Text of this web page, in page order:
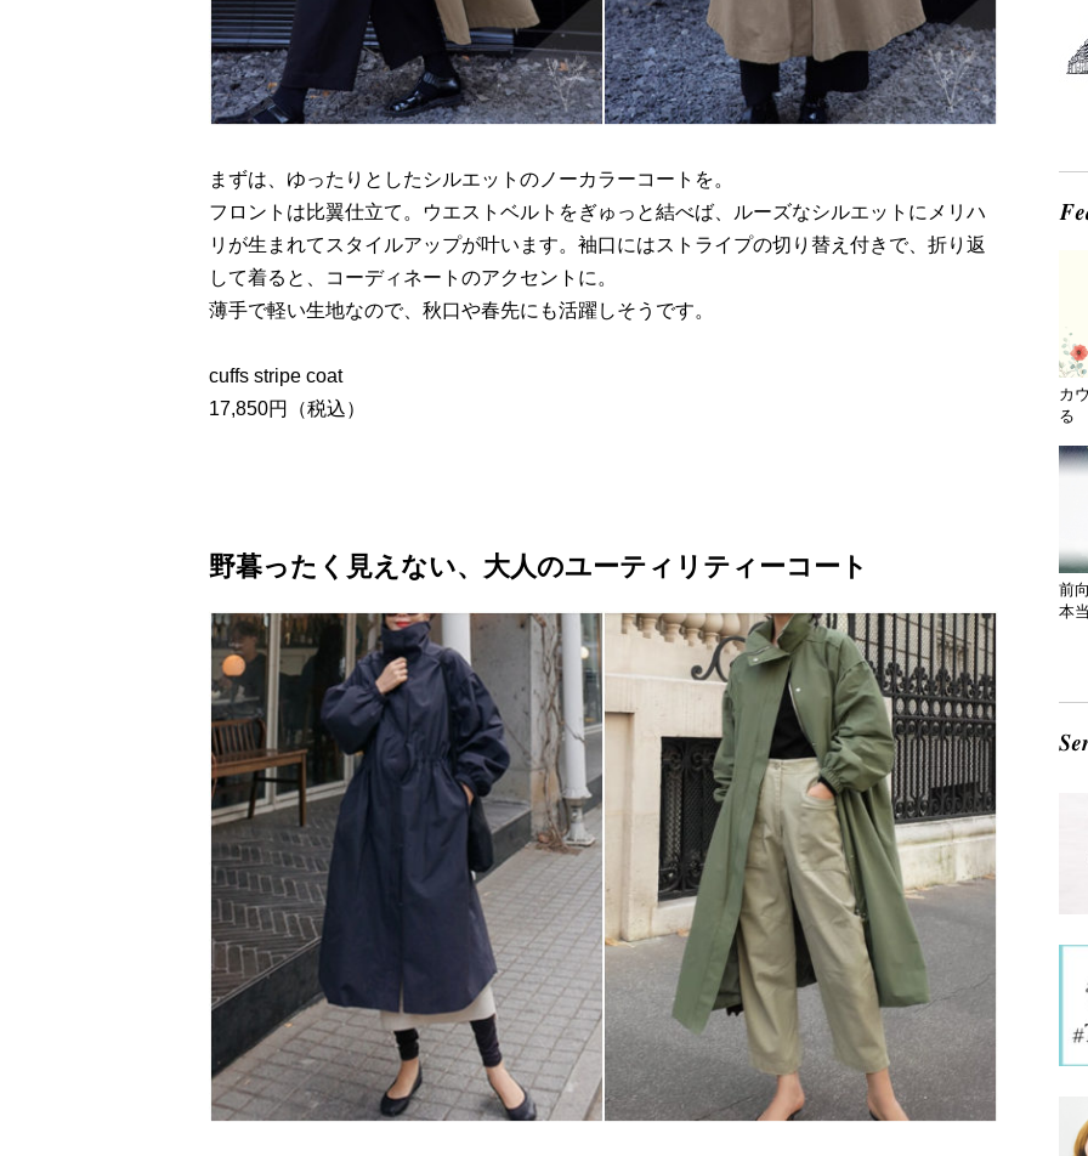
まずは、ゆったりとしたシルエットのノーカラーコートを。
フロントは比翼仕立て。ウエストベルトをぎゅっと結べば、ルーズなシルエットにメリハ
リが生まれてスタイルアップが叶います。袖口にはストライプの切り替え付きで、折り返
して着ると、コーディネートのアクセントに。
薄手で軽い生地なので、秋口や春先にも活躍しそうです。
cuffs stripe coat
17,850円（税込）
野暮ったく見えない、大人のユーティリティーコート
カ
る
前
本